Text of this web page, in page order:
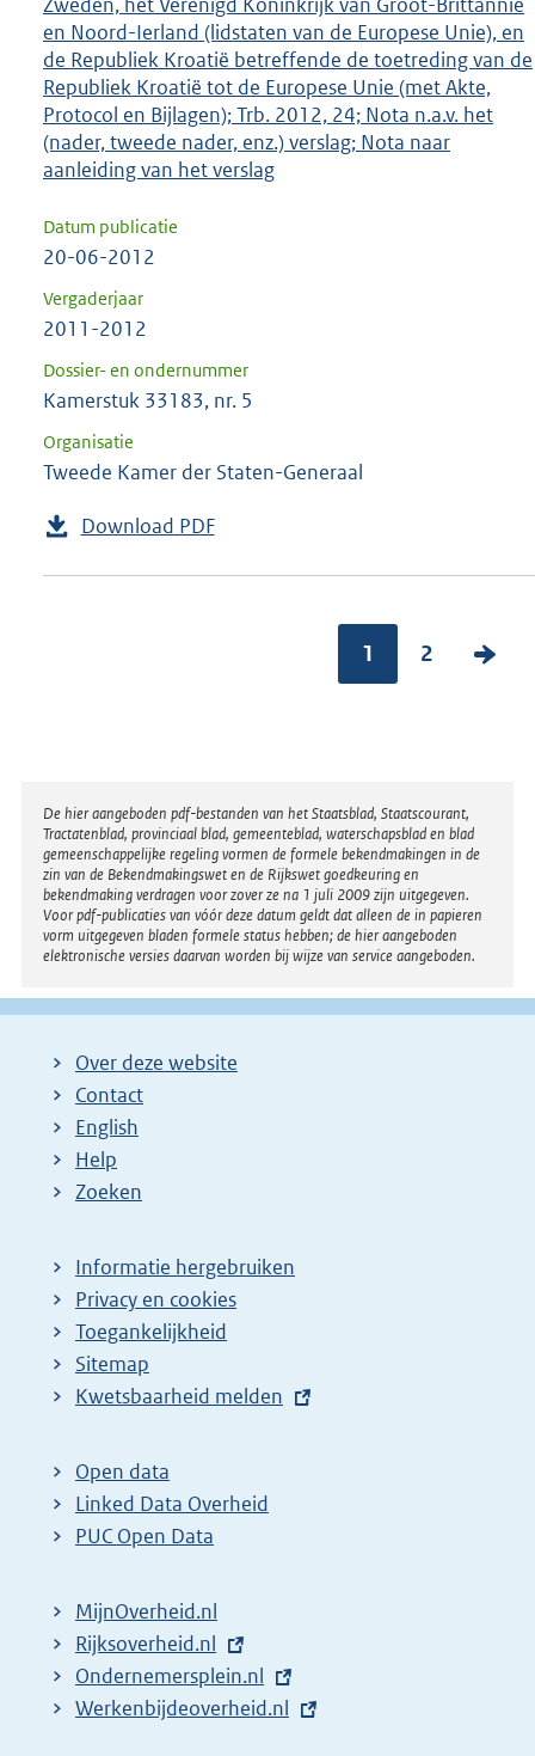
en Noord-Ierland (lidstaten van de Europese Unie), en
de Republiek Kroatië betreffende de toetreding van de
Republiek Kroatië tot de Europese Unie (met Akte,
Protocol en Bijlagen); Trb. 2012, 24; Nota n.a.v. het
(nader, tweede nader, enz.) verslag; Nota naar
aanleiding van het verslag
Datum publicatie
20-06-2012
Vergaderjaar
2011-2012
Dossier- en ondernummer
Kamerstuk 33183, nr. 5
Organisatie
Tweede Kamer der Staten-Generaal
Download PDF
1 2
V
g
Disclaimer
De hier aangeboden pdf-bestanden van het Staatsblad, Staatscourant,
Tractatenblad, provinciaal blad, gemeenteblad, waterschapsblad en blad
gemeenschappelijke regeling vormen de formele bekendmakingen in de
zin van de Bekendmakingswet en de Rijkswet goedkeuring en
bekendmaking verdragen voor zover ze na 1 juli 2009 zijn uitgegeven.
Voor pdf-publicaties van vóór deze datum geldt dat alleen de in papieren
vorm uitgegeven bladen formele status hebben; de hier aangeboden
elektronische versies daarvan worden bij wijze van service aangeboden.
Over deze website
Contact
English
Help
Zoeken
Informatie hergebruiken
Privacy en cookies
Toegankelijkheid
Sitemap
E
t
e
r
l
i
n
k
Kwetsbaarheid melden
Open data
Linked Data Overheid
PUC Open Data
MijnOverheid.nl
E
x
t
Rijksoverheid.nl
E
x
Ondernemersplein.nl
E
Werkenbijdeoverheid.nl